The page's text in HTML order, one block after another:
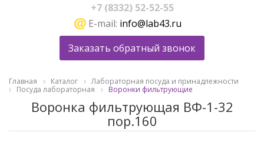
+7 (8332) 52-52-55
E-mail: info@lab43.ru
Заказать обратный звонок
Главная Каталог
Лабораторная посуда и принадлежности
Посуда лабораторная
Воронки фильтрующие
Воронка фильтрующая ВФ-1-32
пор.160